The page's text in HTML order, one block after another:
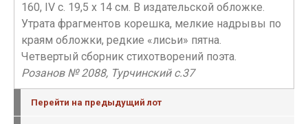
160, IV с. 19,5 x 14 см. В издательской обложке.
Утрата фрагментов корешка, мелкие надрывы по
краям обложки, редкие «лисьи» пятна.
Четвертый сборник стихотворений поэта.
Розанов № 2088, Турчинский c.37
Перейти на предыдущий лот